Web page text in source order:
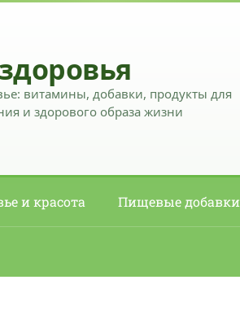
витамины, добавки, продукты для
и здорового образа жизни
и красота Пищевые добавки